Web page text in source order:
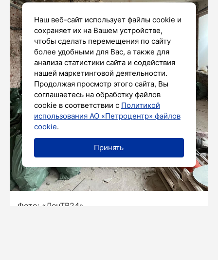
Фото: «ЛенТВ24»
Наш веб-сайт использует файлы cookie и
сохраняет их на Вашем устройстве,
чтобы сделать перемещения по сайту
более удобными для Вас, а также для
анализа статистики сайта и содействия
нашей маркетинговой деятельности.
Продолжая просмотр этого сайта, Вы
соглашаетесь на обработку файлов
cookie в соответствии с Политикой
использования АО «Петроцентр» файлов
cookie.
Принять